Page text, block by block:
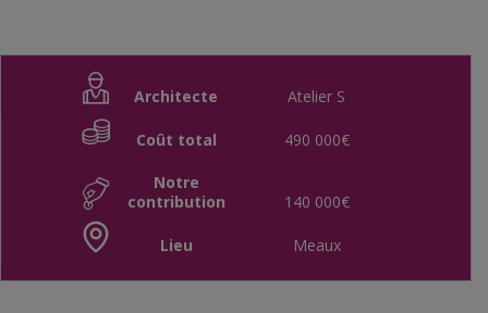
Architecte Atelier S
Coût total 490 000€
Notre
contribution
140 000€
Lieu Meaux